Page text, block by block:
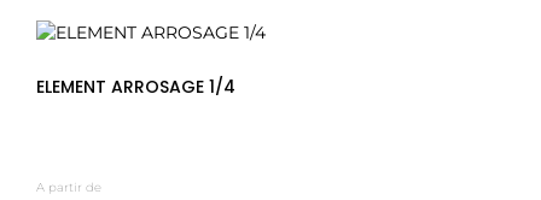
ELEMENT ARROSAGE 1/4
A partir de